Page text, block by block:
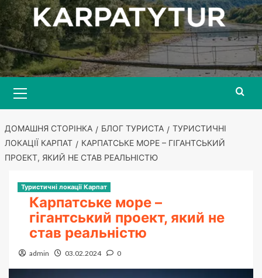
Menu
ДОМАШНЯ СТОРІНКА БЛОГ ТУРИСТА
ТУРИСТИЧНІ
ЛОКАЦІЇ КАРПАТ
КАРПАТСЬКЕ МОРЕ – ГІГАНТСЬКИЙ
ПРОЕКТ, ЯКИЙ НЕ СТАВ РЕАЛЬНІСТЮ
Туристичні локації Карпат
Карпатське море –
гігантський проект, який не
став реальністю
admin 03.02.2024 0